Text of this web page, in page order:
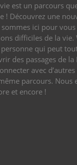
est un parcours
! Découvrez une
ici pour
difficiles de la vie.
qui peut
des passages de
avec
parcours. Nous
et encore !